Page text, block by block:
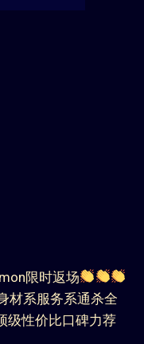
限时返场
材系服务系通杀全
级性价比口碑力荐